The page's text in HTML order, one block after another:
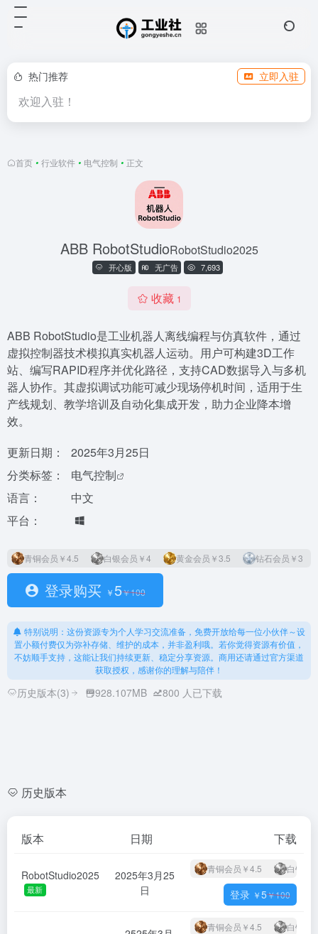
热门推荐 立即入驻
欢迎入驻！
首页 • 行业软件 • 电气控制 • 正文
ABB RobotStudioRobotStudio2025
开心版 无广告 7,693
收藏 1
ABB RobotStudio是工业机器人离线编程与仿真软件，通过
虚拟控制器技术模拟真实机器人运动。用户可构建3D工作
站、编写RAPID程序并优化路径，支持CAD数据导入与多机
器人协作。其虚拟调试功能可减少现场停机时间，适用于生
产线规划、教学培训及自动化集成开发，助力企业降本增
效。
更新日期：
2025年3月25日
分类标签：
电气控制
语言：
中文
平台：
青铜会员 ￥4.5 白银会员 ￥4 黄金会员 ￥3.5 钻石会员 ￥3
登录购买 ￥5￥100
特别说明：这份资源专为个人学习交流准备，免费开放给每一位小伙伴～设
置小额付费仅为弥补存储、维护的成本，并非盈利哦。若你觉得资源有价值，
不妨顺手支持，这能让我们持续更新、稳定分享资源。商用还请通过官方渠道
获取授权，感谢你的理解与陪伴！
历史版本(3) 928.107MB 800 人已下载
历史版本
版本 日期 下载
RobotStudio2025
最新
2025年3月25
日
青铜会员 ￥4.5 白银会
登录 ￥5￥100
青铜会员 ￥4.5 白银会